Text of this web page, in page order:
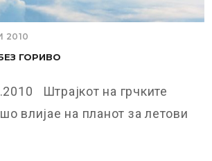
2010
ГОРИВО
Штрајкот на грчките
влијае на планот за летови